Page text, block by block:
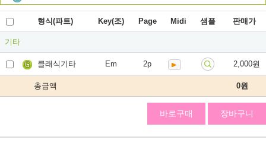
형식(파트) Key(조) Page Midi 샘플 판매가
기타
클래식기타 Em 2p 2,000원
총금액 0원
바로구매 장바구니